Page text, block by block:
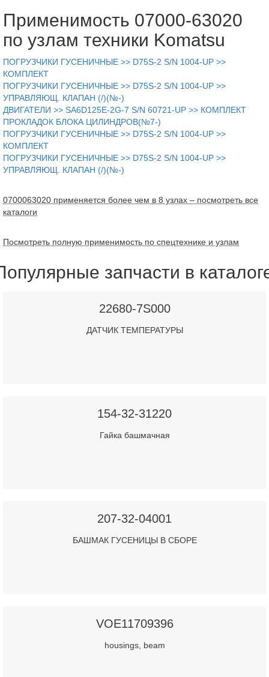
Применимость 07000-63020
по узлам техники Komatsu
ПОГРУЗЧИКИ ГУСЕНИЧНЫЕ >> D75S-2 S/N 1004-UP >>
КОМПЛЕКТ
ПОГРУЗЧИКИ ГУСЕНИЧНЫЕ >> D75S-2 S/N 1004-UP >>
УПРАВЛЯЮЩ. КЛАПАН (/)(№-)
ДВИГАТЕЛИ >> SA6D125E-2G-7 S/N 60721-UP >> КОМПЛЕКТ
ПРОКЛАДОК БЛОКА ЦИЛИНДРОВ(№7-)
ПОГРУЗЧИКИ ГУСЕНИЧНЫЕ >> D75S-2 S/N 1004-UP >>
КОМПЛЕКТ
ПОГРУЗЧИКИ ГУСЕНИЧНЫЕ >> D75S-2 S/N 1004-UP >>
УПРАВЛЯЮЩ. КЛАПАН (/)(№-)
0700063020 применяется более чем в 8 узлах – посмотреть все
каталоги
Посмотреть полную применимость по спецтехнике и узлам
запчасти в
22680-7S000
ДАТЧИК ТЕМПЕРАТУРЫ
154-32-31220
Гайка башмачная
207-32-04001
БАШМАК ГУСЕНИЦЫ В СБОРЕ
VOE11709396
housings, beam